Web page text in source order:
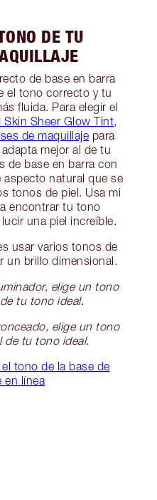
DE TU
de base en barra
el tono correcto y tu
fluida. Para elegir el
Skin Sheer Glow Tint,
de maquillaje para
mejor al de tu
de base en barra con
aspecto natural que se
tonos de piel. Usa mi
encontrar tu tono
una piel increíble.
usar varios tonos de
un brillo dimensional.
elige un tono
tu tono ideal.
elige un tono
de tu tono ideal.
tono de la base de
en línea